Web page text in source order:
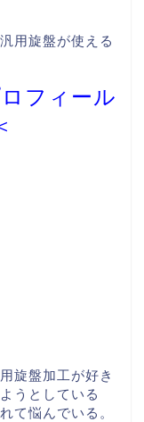
用旋盤が使える
フィール
旋盤加工が好き
うとしている
て悩んでいる。